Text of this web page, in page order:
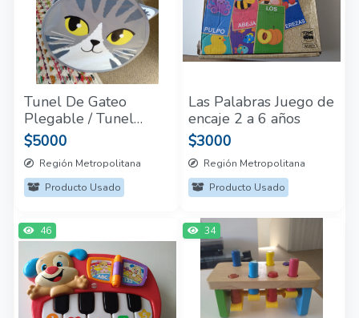
Tunel De Gateo
Plegable / Tunel
Infantil Plegable
$5000
Región Metropolitana
Producto Usado
Las Palabras Juego de
encaje 2 a 6 años
$3000
Región Metropolitana
Producto Usado
46 34